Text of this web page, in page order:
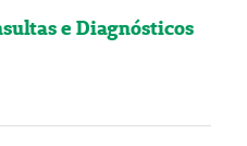
e Diagnósticos